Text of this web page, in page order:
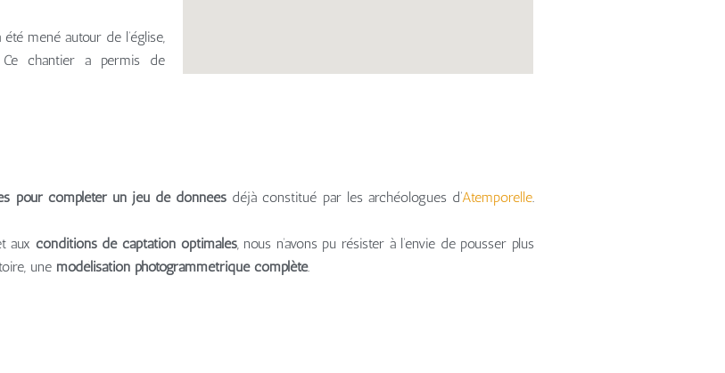
mené autour de l’église,
Ce chantier a permis de
pour compléter un jeu de données déjà constitué par les archéologues d’Atemporelle.
aux conditions de captation optimales, nous n’avons pu résister à l’envie de pousser plus
une modélisation photogrammétrique complète.